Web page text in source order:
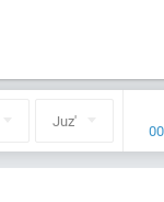
Juz'